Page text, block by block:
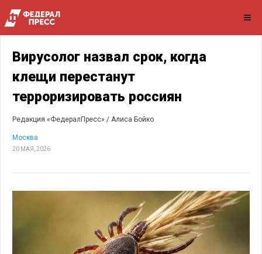
Вирусолог назвал срок, когда
клещи перестанут
терроризировать россиян
Редакция «ФедералПресс» / Алиса Бойко
Москва
20 МАЯ, 2026